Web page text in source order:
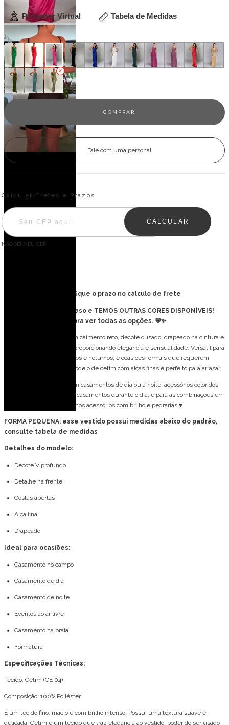
Provador Virtual Tabela de Medidas
Veja outras opções
Fale com uma personal
Entregas para o CEP:
Calcular Fretes e Prazos
CALCULAR
NÃO SEI MEU CEP
ENCOMENDA | Verifique o prazo no cálculo de frete
Esse modelo é um arraso e TEMOS OUTRAS CORES DISPONÍVEIS!
Chama no WhatsApp pra ver todas as opções. 💬✨
Vestido de festa longo com caimento reto, decote ousado, drapeado na cintura e
no busto, costas abertas, proporcionando elegância e sensualidade. Versátil para
formaturas, eventos diurnos e noturnos, e ocasiões formais que requerem
beleza e sofisticação. O modelo de cetim com alças finas é perfeito para arrasar.
Vestido pode ser usado em casamentos de dia ou a noite: acessórios coloridos
trazem vida e leveza para casamentos durante o dia; e para as combinações em
eventos noturnos, sugerimos acessórios com brilho e pedrarias ♥
FORMA PEQUENA: esse vestido possui medidas abaixo do padrão,
consulte tabela de medidas
Detalhes do modelo:
Decote V profundo
Detalhe na frente
Costas abertas
Alça fina
Drapeado
Ideal para ocasiões:
Casamento no campo
Casamento de dia
Casamento de noite
Eventos ao ar livre
Casamento na praia
Formatura
Especificações Técnicas:
Tecido: Cetim (CE 04)
Composição: 100% Poliéster
É um tecido fino, macio e com brilho intenso. Possui uma textura suave e
delicada. Cetim é um tecido que traz elegância ao vestido, podendo ser usado